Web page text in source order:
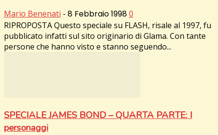
Mario Benenati - 8 Febbraio 19980
RIPROPOSTA Questo speciale su FLASH, risale al 1997, fu
pubblicato infatti sul sito originario di Glama. Con tante
persone che hanno visto e stanno seguendo...
SPECIALE JAMES BOND – QUARTA PARTE: I
personaggi